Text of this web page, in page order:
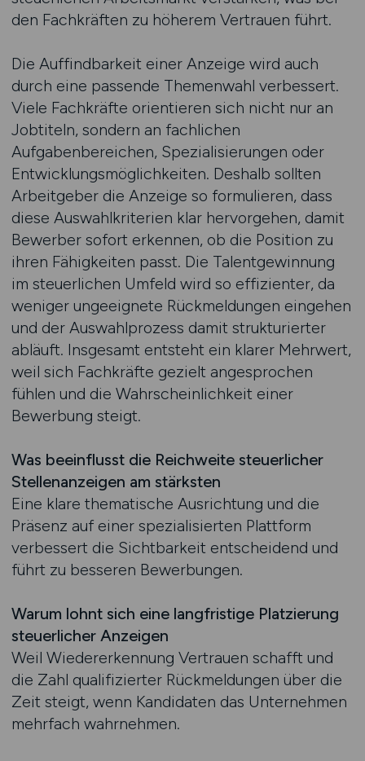
den Fachkräften zu höherem Vertrauen führt.
Die Auffindbarkeit einer Anzeige wird auch
durch eine passende Themenwahl verbessert.
Viele Fachkräfte orientieren sich nicht nur an
Jobtiteln, sondern an fachlichen
Aufgabenbereichen, Spezialisierungen oder
Entwicklungsmöglichkeiten. Deshalb sollten
Arbeitgeber die Anzeige so formulieren, dass
diese Auswahlkriterien klar hervorgehen, damit
Bewerber sofort erkennen, ob die Position zu
ihren Fähigkeiten passt. Die Talentgewinnung
im steuerlichen Umfeld wird so effizienter, da
weniger ungeeignete Rückmeldungen eingehen
und der Auswahlprozess damit strukturierter
abläuft. Insgesamt entsteht ein klarer Mehrwert,
weil sich Fachkräfte gezielt angesprochen
fühlen und die Wahrscheinlichkeit einer
Bewerbung steigt.
Was beeinflusst die Reichweite steuerlicher
Stellenanzeigen am stärksten
Eine klare thematische Ausrichtung und die
Präsenz auf einer spezialisierten Plattform
verbessert die Sichtbarkeit entscheidend und
führt zu besseren Bewerbungen.
Warum lohnt sich eine langfristige Platzierung
steuerlicher Anzeigen
Weil Wiedererkennung Vertrauen schafft und
die Zahl qualifizierter Rückmeldungen über die
Zeit steigt, wenn Kandidaten das Unternehmen
mehrfach wahrnehmen.